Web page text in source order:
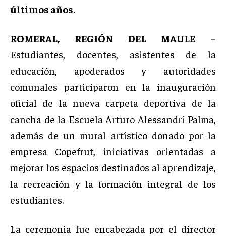
últimos años.
ROMERAL, REGIÓN DEL MAULE –
Estudiantes, docentes, asistentes de la
educación, apoderados y autoridades
comunales participaron en la inauguración
oficial de la nueva carpeta deportiva de la
cancha de la Escuela Arturo Alessandri Palma,
además de un mural artístico donado por la
empresa Copefrut, iniciativas orientadas a
mejorar los espacios destinados al aprendizaje,
la recreación y la formación integral de los
estudiantes.
La ceremonia fue encabezada por el director